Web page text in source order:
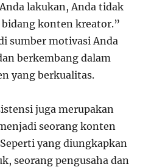
lakukan, Anda tidak
konten kreator.”
sumber motivasi Anda
berkembang dalam
yang berkualitas.
juga merupakan
seorang konten
yang diungkapkan
seorang pengusaha dan